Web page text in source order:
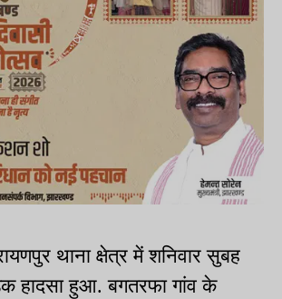
थाना क्षेत्र में शनिवार सुबह
हादसा हुआ. बगतरफा गांव के